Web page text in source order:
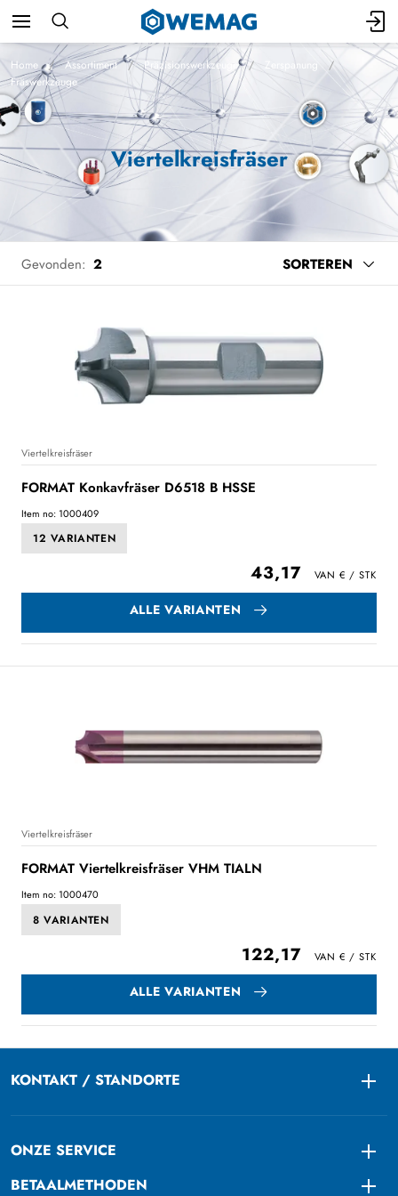
Home Assortiment Präzisionswerkzeuge
Zerspanung
Fräswerkzeuge
Viertelkreisfräser
Gevonden: 2 SORTEREN
Viertelkreisfräser
FORMAT Konkavfräser D6518 B HSSE
Item no: 1000409
12 VARIANTEN
43,17
ALLE VARIANTEN
Viertelkreisfräser
FORMAT Viertelkreisfräser VHM TIALN
Item no: 1000470
8 VARIANTEN
122,17
ALLE VARIANTEN
KONTAKT / STANDORTE
ONZE SERVICE
BETAALMETHODEN